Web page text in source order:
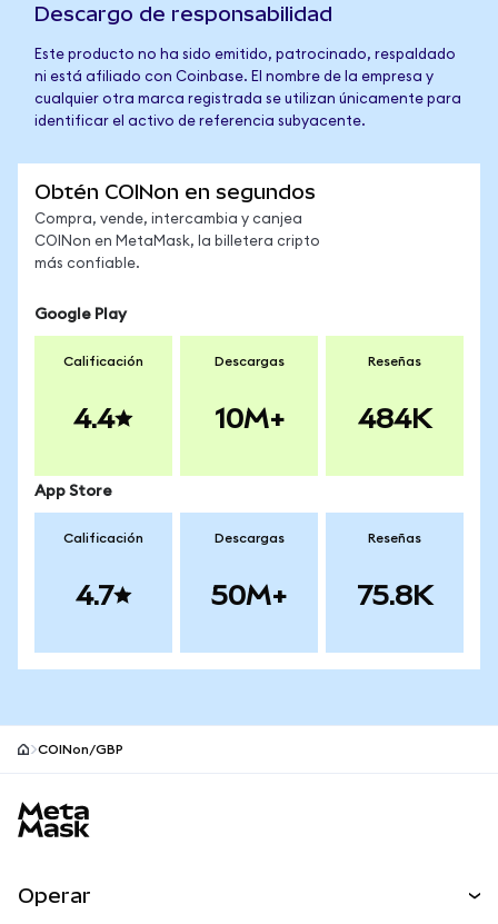
Descargo de responsabilidad
Este producto no ha sido emitido, patrocinado, respaldado
ni está afiliado con Coinbase. El nombre de la empresa y
cualquier otra marca registrada se utilizan únicamente para
identificar el activo de referencia subyacente.
Obtén COINon en segundos
Compra, vende, intercambia y canjea
COINon en MetaMask, la billetera cripto
más confiable.
Google Play
Calificación
4.4
Descargas
10M+
Reseñas
484K
App Store
Calificación
4.7
Descargas
50M+
Reseñas
75.8K
COINon/GBP
Operar